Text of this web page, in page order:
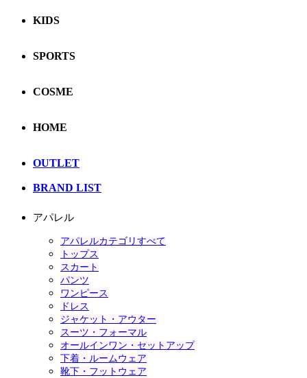
KIDS
SPORTS
COSME
HOME
OUTLET
BRAND LIST
アパレル
アパレルカテゴリすべて
トップス
スカート
パンツ
ワンピース
ドレス
ジャケット・アウター
スーツ・フォーマル
オールインワン・セットアップ
下着・ルームウェア
靴下・フットウェア